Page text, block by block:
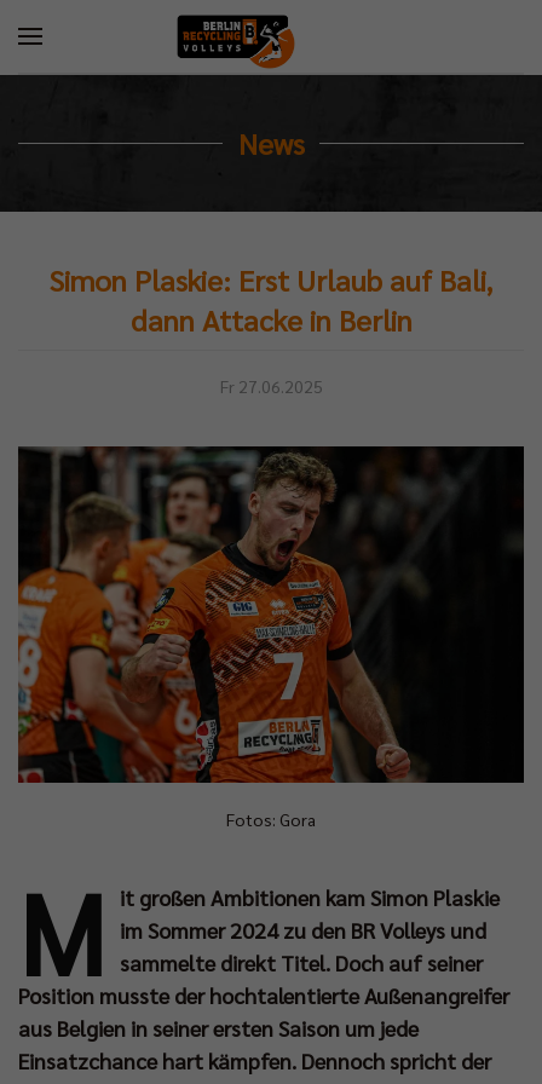
News
Simon Plaskie: Erst Urlaub auf Bali,
dann Attacke in Berlin
Fr 27.06.2025
Fotos: Gora
M
it großen Ambitionen kam Simon Plaskie
im Sommer 2024 zu den BR Volleys und
sammelte direkt Titel. Doch auf seiner
Position musste der hochtalentierte Außenangreifer
aus Belgien in seiner ersten Saison um jede
Einsatzchance hart kämpfen. Dennoch spricht der